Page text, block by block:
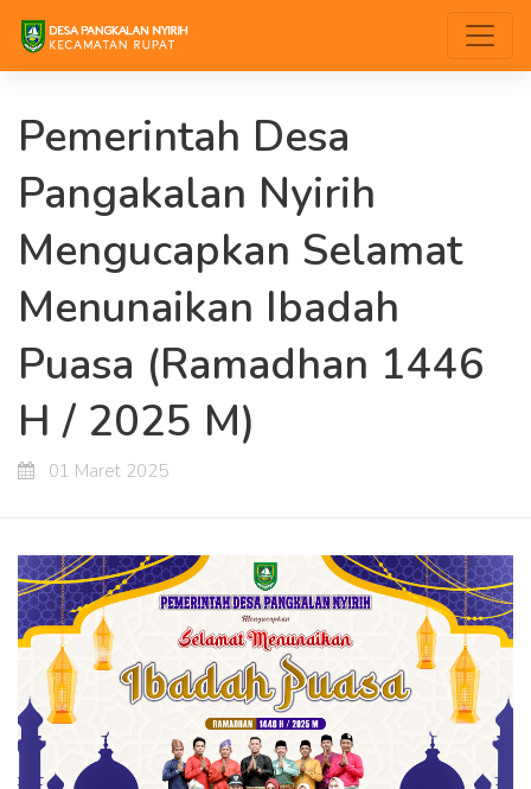
Pemerintah Desa
Pangakalan Nyirih
Mengucapkan Selamat
Menunaikan Ibadah
Puasa (Ramadhan 1446
H / 2025 M)
01 Maret 2025